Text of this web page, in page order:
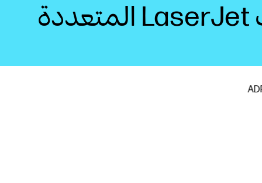
أغشية ميلار HP Q6496A‏ لوحدة ADF‏ لطابعات LaserJet‏ المتعددة